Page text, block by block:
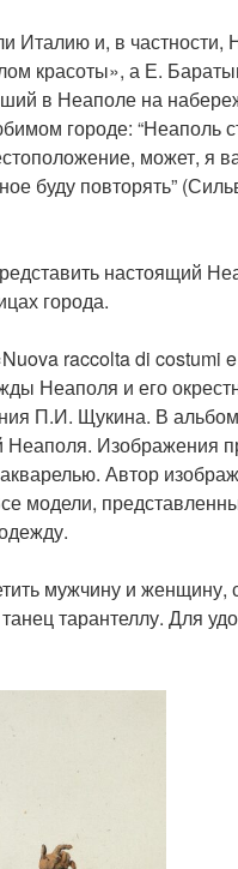
Италию и, в частности,
красоты», а Е.
в Неаполе на
городе: “Неаполь
может, я
буду повторять”
настоящий
города.
raccolta di costumi
Неаполя и его
П.И. Щукина. В
Неаполя. Изображения
Автор
модели,
мужчину и женщину,
тарантеллу. Для